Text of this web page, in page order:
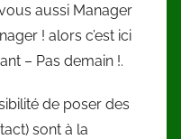
aussi Manager
! alors c’est ici
– Pas demain !.
de poser des
sont à la